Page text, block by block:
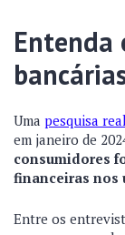
Entenda
Uma pesquisa
em janeiro de
consumidores
financeiras nos
Entre os